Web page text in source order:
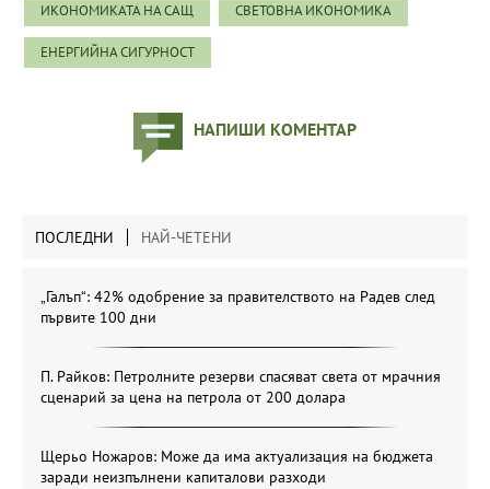
ИКОНОМИКАТА НА САЩ СВЕТОВНА ИКОНОМИКА
ЕНЕРГИЙНА СИГУРНОСТ
НАПИШИ КОМЕНТАР
ПОСЛЕДНИ НАЙ-ЧЕТЕНИ
„Галъп“: 42% одобрение за правителството на Радев след
първите 100 дни
П. Райков: Петролните резерви спасяват света от мрачния
сценарий за цена на петрола от 200 долара
Щерьо Ножаров: Може да има актуализация на бюджета
заради неизпълнени капиталови разходи